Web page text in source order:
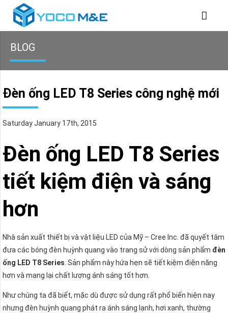
BLOG
Đèn ống LED T8 Series công nghệ mới
Saturday January 17th, 2015
Đèn ống LED T8 Series
tiết kiệm điện và sáng
hơn
Nhà sản xuất thiết bị và vật liệu LED của Mỹ – Cree Inc. đã quyết tâm
đưa các bóng đèn huỳnh quang vào trang sử với dòng sản phẩm đèn
ống LED T8 Series. Sản phẩm này hứa hẹn sẽ tiết kiệm điện năng
hơn và mang lại chất lượng ánh sáng tốt hơn.
Như chúng ta đã biết, mặc dù được sử dụng rất phổ biến hiện nay
nhưng đèn huỳnh quang phát ra ánh sáng lạnh, hơi xanh, thường